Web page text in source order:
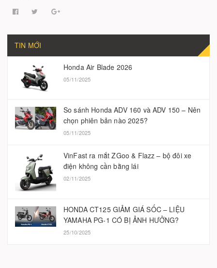
TIN MỚI
Honda Air Blade 2026
05/11/2025
So sánh Honda ADV 160 và ADV 150 – Nên
chọn phiên bản nào 2025?
05/11/2025
VinFast ra mắt ZGoo & Flazz – bộ đôi xe
điện không cần bằng lái
02/11/2025
HONDA CT125 GIẢM GIÁ SỐC – LIỆU
YAMAHA PG-1 CÓ BỊ ẢNH HƯỞNG?
25/10/2025